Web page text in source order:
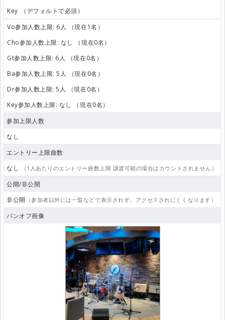
Key
（デフォルトで必須）
Vo参加人数上限: 6人 （現在1名）
Cho参加人数上限: なし （現在0名）
Gt参加人数上限: 6人 （現在0名）
Ba参加人数上限: 5人 （現在0名）
Dr参加人数上限: 5人 （現在0名）
Key参加人数上限: なし （現在0名）
参加上限人数
なし
エントリー上限曲数
なし
（1人あたりのエントリー曲数上限 譲渡可能の場合はカウントされません）
公開/非公開
非公開 （参加者以外には一覧などで表示されず、アクセスされにくくなります）
バンオフ画像